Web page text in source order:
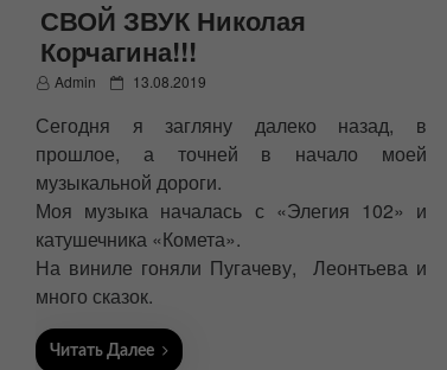
СВОЙ ЗВУК Николая
Корчагина!!!
Admin
P
d
o
13.08.2019
Сегодня я загляну далеко назад, в
прошлое, а точней в начало моей
музыкальной дороги.
Моя музыка началась с «Элегия 102» и
катушечника «Комета».
На виниле гоняли Пугачеву, Леонтьева и
много сказок.
Читать Далее